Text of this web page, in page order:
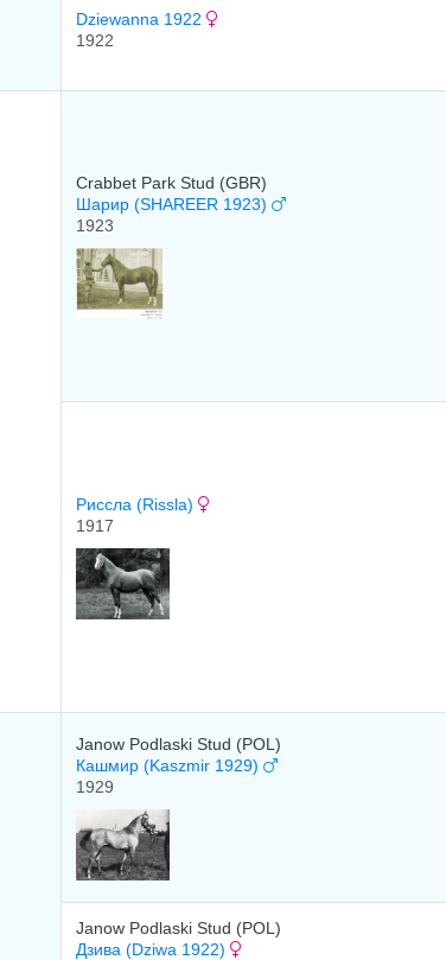
Dziewanna 1922
1922
Crabbet Park Stud (GBR)
Шарир (SHAREER 1923)
1923
Риссла (Rissla)
1917
Janow Podlaski Stud (POL)
Кашмир (Kaszmir 1929)
1929
Janow Podlaski Stud (POL)
Дзива (Dziwa 1922)